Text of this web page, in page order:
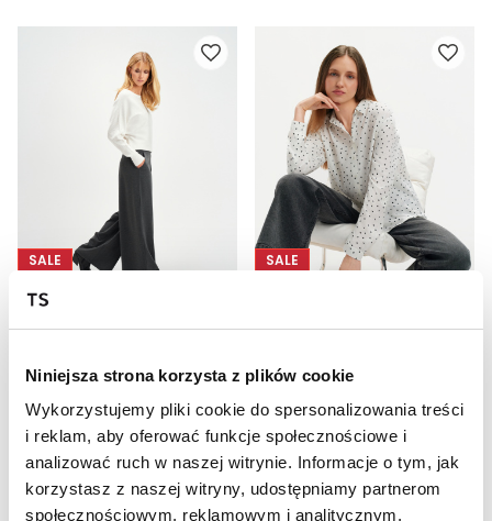
Niniejsza strona korzysta z plików cookie
Wykorzystujemy pliki cookie do spersonalizowania treści
i reklam, aby oferować funkcje społecznościowe i
analizować ruch w naszej witrynie. Informacje o tym, jak
korzystasz z naszej witryny, udostępniamy partnerom
społecznościowym, reklamowym i analitycznym.
SALE
HOT
Eleganckie spodnie z zakładkami
Cena regularna139,99 zł
obniżką139,99 zł
SALE
Ciemnoszare jeansy o prostej nogawce
Cena regularna
obniżką129,99 zł